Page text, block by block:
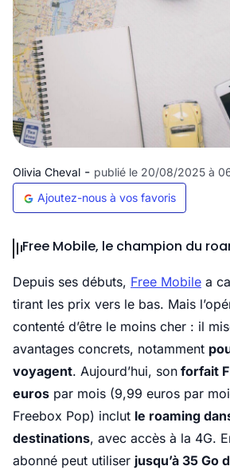
Olivia Cheval - publié le 20/08/2025 à
Ajoutez-nous à vos favoris
Free Mobile, le champion du
Depuis ses débuts, Free Mobile a
tirant les prix vers le bas. Mais
contenté d’être le moins cher : il
avantages concrets, notamment
voyagent. Aujourd’hui, son forfait
euros par mois (9,99 euros par
Freebox Pop) inclut le roaming
destinations, avec accès à la 4G.
abonné peut utiliser jusqu’à 35 Go